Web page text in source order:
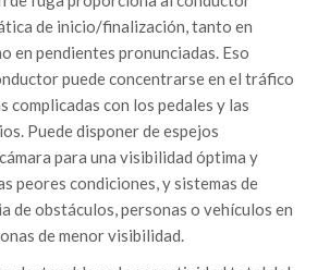
de inicio/finalización, tanto en
en pendientes pronunciadas. Eso
puede concentrarse en el tráfico
complicadas con los pedales y las
Puede disponer de espejos
para una visibilidad óptima y
peores condiciones, y sistemas de
de obstáculos, personas o vehículos en
de menor visibilidad.